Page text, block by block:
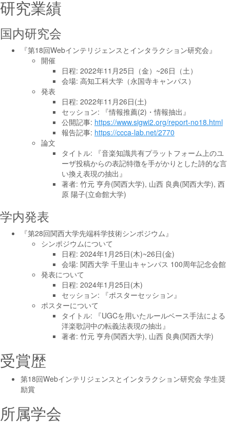
研究業績
国内研究会
『第18回Webインテリジェンスとインタラクション研究会』
開催
日程: 2022年11月25日（金）~26日（土）
会場: 高知工科大学（永国寺キャンパス）
発表
日程: 2022年11月26日(土)
セッション: 『情報推薦(2)・情報抽出』
公開記事: https://www.sigwi2.org/report-no18.html
報告記事: https://ccca-lab.net/2770
論文
タイトル: 『音楽知識共有プラットフォーム上のユ
ーザ投稿からの表記特徴を手がかりとした詩的な言
い換え表現の抽出』
著者: 竹元 亨舟(関西大学), 山西 良典(関西大学), 西
原 陽子(立命館大学)
学内発表
『第28回関西大学先端科学技術シンポジウム』
シンポジウムについて
日程: 2024年1月25日(木)~26日(金)
会場: 関西大学 千里山キャンパス 100周年記念会館
発表について
日程: 2024年1月25日(木)
セッション: 『ポスターセッション』
ポスターについて
タイトル: 『UGCを用いたルールベース手法による
洋楽歌詞中の転義法表現の抽出』
著者: 竹元 亨舟(関西大学), 山西 良典(関西大学)
受賞歴
第18回Webインテリジェンスとインタラクション研究会 学生奨
励賞
所属学会